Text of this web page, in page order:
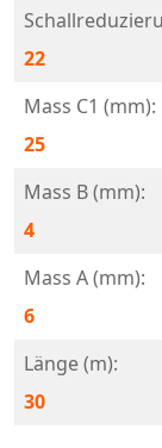
22
Mass C1 (mm):
25
Mass B (mm):
4
Mass A (mm):
6
Länge (m):
30